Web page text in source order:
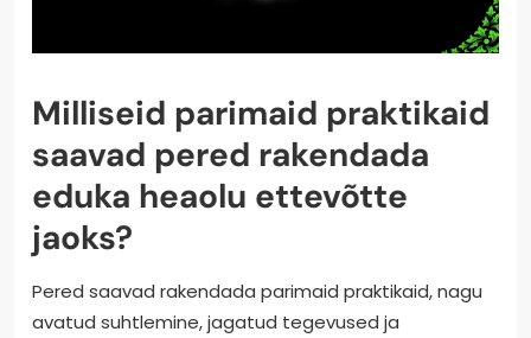
Milliseid parimaid praktikaid
saavad pered rakendada
eduka heaolu ettevõtte
jaoks?
Pered saavad rakendada parimaid praktikaid, nagu
avatud suhtlemine, jagatud tegevused ja